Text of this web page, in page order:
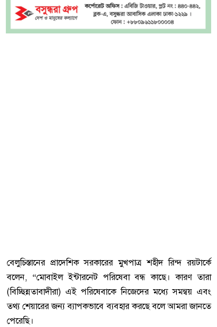
বেলুচিস্তানের প্রাদেশিক সরকারের মুখপাত্র শহীদ রিন্দ রয়টার্কে
বলেন, “মোবাইল ইন্টারনেট পরিষেবা বন্ধ কাছে। কারণ তারা
(বিচ্ছিন্নতাবাদীরা) এই পরিষেবাকে নিজেদের মধ্যে সমন্বয় এবং
তথ্য শেয়ারের জন্য ব্যাপকভাবে ব্যবহার করছে বলে আমরা জানতে
পেরেছি।